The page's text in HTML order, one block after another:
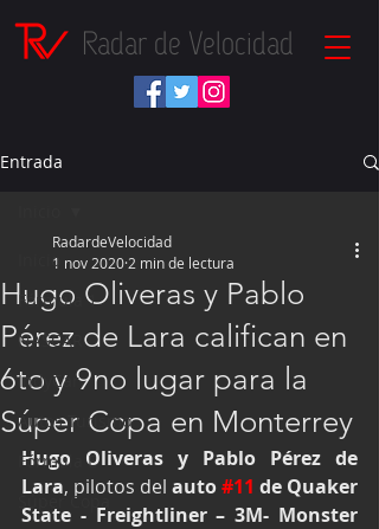
Radar de Velocidad
Entrada
Inicio
Fórmula 1
NASCAR
IndyCar
Autos Turismo
Fórmula E
Súper Copa
Hugo Oliveras y Pablo
Pérez de Lara califican en
6to y 9no lugar para la
Súper Copa en Monterrey
RadardeVelocidad
1 nov 2020 2 min de lectura
Hugo Oliveras y Pablo Pérez de
Lara, pilotos del auto #11 de Quaker
State - Freightliner – 3M- Monster